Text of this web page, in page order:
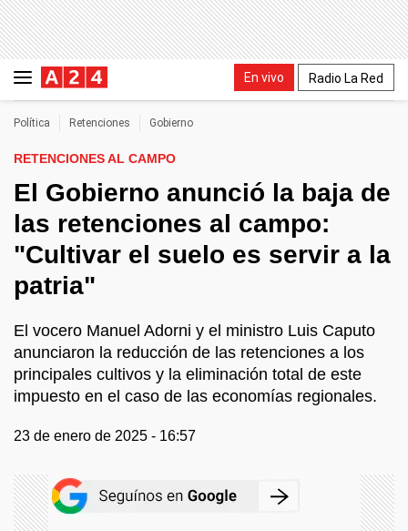
En vivo Radio La Red
Política Retenciones Gobierno
RETENCIONES AL CAMPO
El Gobierno anunció la baja de
las retenciones al campo:
"Cultivar el suelo es servir a la
patria"
El vocero Manuel Adorni y el ministro Luis Caputo
anunciaron la reducción de las retenciones a los
principales cultivos y la eliminación total de este
impuesto en el caso de las economías regionales.
23 de enero de 2025 - 16:57